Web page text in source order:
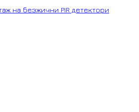
на безжични PIR детектори